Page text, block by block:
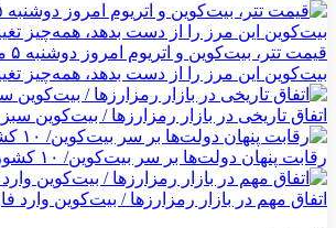
بیت‌کوین این مرز را از دست بدهد، همه‌چیز
اتفاق تاریخی در بازار رمزارزها / بیت‌کوین
رقابت پنهان دولت‌ها بر سر بیت‌کوین/ ۱۰ کشور برتر کدامند؟
اتفاق مهم در بازار رمزارزها / بیت‌کوین وارد